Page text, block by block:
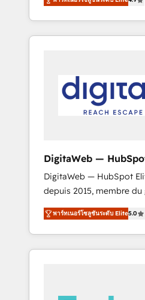
industries. With 150+
experts, we deliver
complex GTM and RevOps
smooth setup tailored to
🔹 Migrations: Move
HubSpot without data
stack for better adoption. 🔹
Solutions: Build tailored
configurations. We are SOC 2 Type II and ISO
27001 certified,
to data security and
OneMetric, we help
the OneMetric that
DigitaWeb —
Intégrations ERP
DigitaWeb — HubSpot
depuis 2015, membre
Nous aidons les ETI et
Marketing, Ventes et
grâce à la Revenue
des équipes, pipeline
พาร์ทเนอร์โซลูชันระดับ Elite5.0